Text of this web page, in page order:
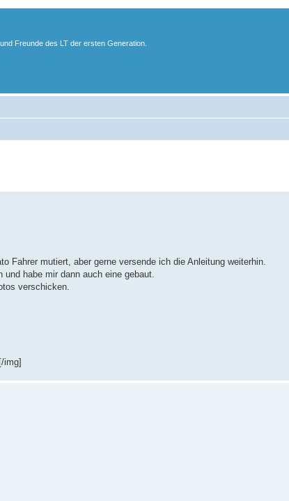
Freunde des LT der ersten Generation.
Fahrer mutiert, aber gerne versende ich die Anleitung weiterhin.
und habe mir dann auch eine gebaut.
verschicken.
img]